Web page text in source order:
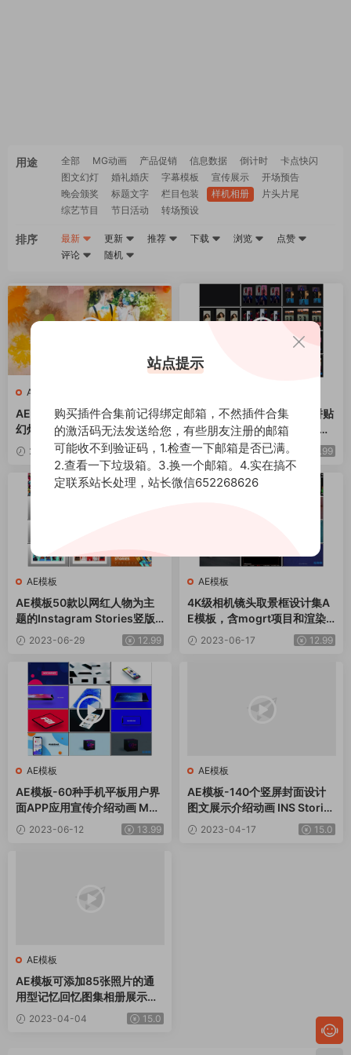
用途 全部 MG动画 产品促销 信息数据 倒计时
卡点快闪
图文幻灯
婚礼婚庆 字幕模板 宣传展示
开场预告
晚会颁奖
标题文字 栏目包装 样机相册
片头片尾
综艺节目
节日活动 转场预设
排序 最新 更新 推荐 下载 浏览
点赞
评论
随机
AE模板
AE模板-复古中国风水墨遮罩
幻灯片图片电子相册展示动画
2023-07-08 12.99
AE模板动态平滑多屏影像拼贴
展示的Instagram竖版尺寸片
头动画
2023-06-29 12.99
AE模板
AE模板50款以网红人物为主
题的Instagram Stories竖版
动画样机
2023-06-29 12.99
AE模板
4K级相机镜头取景框设计集A
E模板，含mogrt项目和渲染
视频2023-06-17 12.99
AE模板
AE模板-60种手机平板用户界
面APP应用宣传介绍动画 Moc
kup Kit
2023-06-12 13.99
AE模板
AE模板-140个竖屏封面设计
图文展示介绍动画 INS Storie
s Pack
2023-04-17 15.0
AE模板
AE模板可添加85张照片的通
用型记忆回忆图集相册展示动
画 2023-04-04 15.0
站点提示
购买插件合集前记得绑定邮箱，不然插件合集
的激活码无法发送给您，有些朋友注册的邮箱
可能收不到验证码，1.检查一下邮箱是否已满。
2.查看一下垃圾箱。3.换一个邮箱。4.实在搞不
定联系站长处理，站长微信652268626